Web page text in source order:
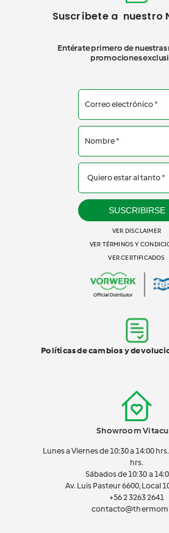
Showroom
Lunes a Viernes de 10:30 a 14:00
hrs.
Sábados de 10:30 a
Av. Luis Pasteur 6600, Local
+56 2 3263 2641
Suscríbete a nuestro
Entérate primero de nuestras
promociones
SUSCRIBIRSE
VER DISCLAIMER
VER TÉRMINOS Y
VER CERTIFICADOS
Políticas de cambios y